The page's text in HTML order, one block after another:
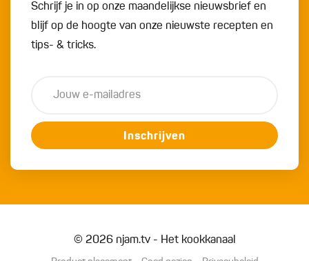
Schrijf je in op onze maandelijkse nieuwsbrief en
blijf op de hoogte van onze nieuwste recepten en
tips- & tricks.
Inschrijven
© 2026 njam.tv - Het kookkanaal